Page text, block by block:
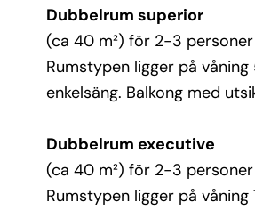
Dubbelrum superior
(ca 40 m²) för 2-3 personer
Rumstypen ligger på
enkelsäng. Balkong med
Dubbelrum executive
(ca 40 m²) för 2-3 personer
Rumstypen ligger på